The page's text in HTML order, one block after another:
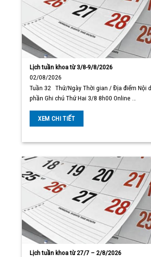
Lịch tuần khoa từ 3/8-9/8/2026
02/08/2026
Tuần 32 Thứ/Ngày Thời gian / Địa điểm Nội
phần Ghi chú Thứ Hai 3/8 8h00 Online …
XEM CHI TIẾT
Lịch tuần khoa từ 27/7 – 2/8/2026